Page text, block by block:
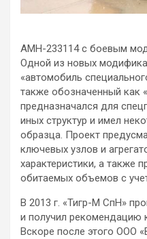
АМН-233114 с боевым
Одной из новых
«автомобиль
также обозначенный как
предназначался для
иных структур и имел
образца. Проект
ключевых узлов и
характеристики, а также
обитаемых объемов с
В 2013 г. «Тигр-М СпН»
и получил рекомендацию
Вскоре после этого ООО